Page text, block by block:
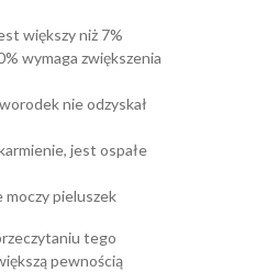
większy niż 7%
wymaga zwiększenia
nie odzyskał
jest ospałe
moczy pieluszek
tego
pewnością